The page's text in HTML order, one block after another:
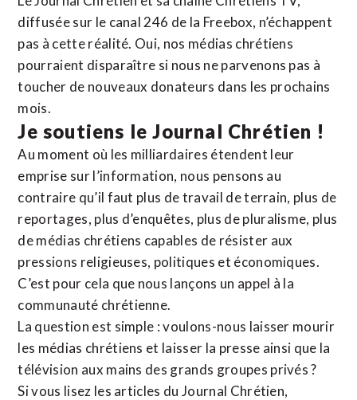
diffusée sur le canal 246 de la Freebox, n’échappent
pas à cette réalité. Oui, nos médias chrétiens
pourraient disparaître si nous ne parvenons pas à
toucher de nouveaux donateurs dans les prochains
mois.
Je soutiens le Journal Chrétien !
Au moment où les milliardaires étendent leur
emprise sur l’information, nous pensons au
contraire qu’il faut plus de travail de terrain, plus de
reportages, plus d’enquêtes, plus de pluralisme, plus
de médias chrétiens capables de résister aux
pressions religieuses, politiques et économiques.
C’est pour cela que nous lançons un appel à la
communauté chrétienne.
La question est simple : voulons-nous laisser mourir
les médias chrétiens et laisser la presse ainsi que la
télévision aux mains des grands groupes privés ?
Si vous lisez les articles du Journal Chrétien,